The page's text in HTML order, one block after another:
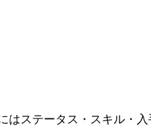
ステータス・スキル・入